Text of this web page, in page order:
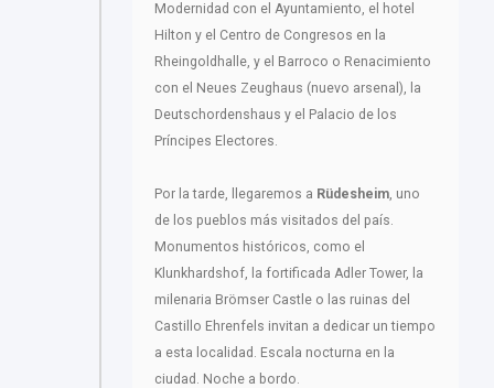
Modernidad con el Ayuntamiento, el hotel
Hilton y el Centro de Congresos en la
Rheingoldhalle, y el Barroco o Renacimiento
con el Neues Zeughaus (nuevo arsenal), la
Deutschordenshaus y el Palacio de los
Príncipes Electores.
Por la tarde, llegaremos a Rüdesheim , uno
de los pueblos más visitados del país.
Monumentos históricos, como el
Klunkhardshof, la fortificada Adler Tower, la
milenaria Brömser Castle o las ruinas del
Castillo Ehrenfels invitan a dedicar un tiempo
a esta localidad. Escala nocturna en la
ciudad. Noche a bordo.